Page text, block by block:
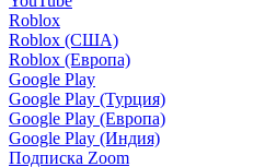
Roblox
Roblox (США)
Roblox (Европа)
Google Play
Google Play (Турция)
Google Play (Европа)
Google Play (Индия)
Подписка Zoom